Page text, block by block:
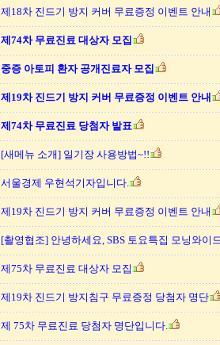
제18차 진드기 방지 커버 무료증정 이벤트 안내
제74차 무료진료 대상자 모집
중증 아토피 환자 공개진료자 모집
제19차 진드기 방지 커버 무료증정 이벤트 안내
제74차 무료진료 당첨자 발표
[새메뉴 소개] 일기장 사용방법~!!
서울경제 우현석기자입니다.
제19차 진드기 방지 커버 무료증정 이벤트 안내
[촬영협조] 안녕하세요, SBS 토요특집 모닝와이
제75차 무료진료 대상자 모집
제19차 진드기 방지침구 무료증정 당첨자 명단
제 75차 무료진료 당첨자 명단입니다.